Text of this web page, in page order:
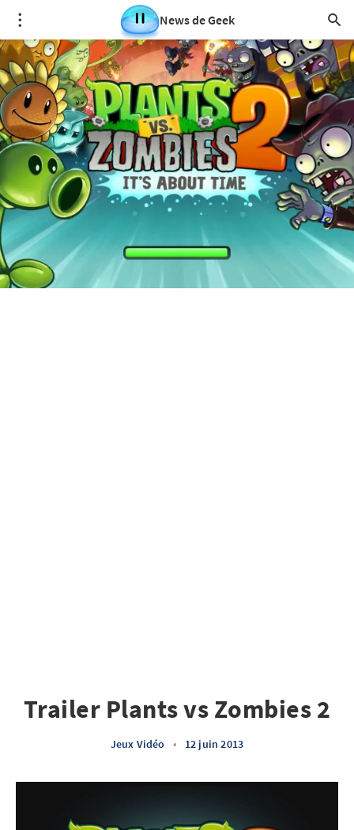
News de Geek
Trailer Plants vs Zombies 2
Jeux Vidéo • 12 juin 2013